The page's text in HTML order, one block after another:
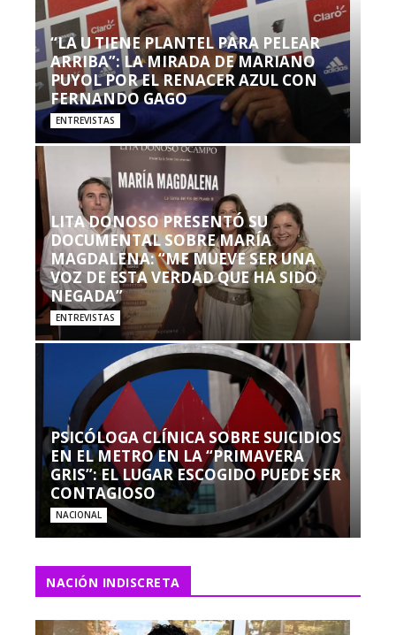
“LA U TIENE PLANTEL PARA PELEAR
ARRIBA”: LA MIRADA DE MARIANO
PUYOL POR EL RENACER AZUL CON
FERNANDO GAGO
ENTREVISTAS
LITA DONOSO PRESENTÓ SU
DOCUMENTAL SOBRE MARÍA
MAGDALENA: “ME MUEVE SER UNA
VOZ DE ESTA VERDAD QUE HA SIDO
NEGADA”
ENTREVISTAS
PSICÓLOGA CLÍNICA SOBRE SUICIDIOS
EN EL METRO EN LA “PRIMAVERA
GRIS”: EL LUGAR ESCOGIDO PUEDE SER
CONTAGIOSO
NACIONAL
NACIÓN INDISCRETA